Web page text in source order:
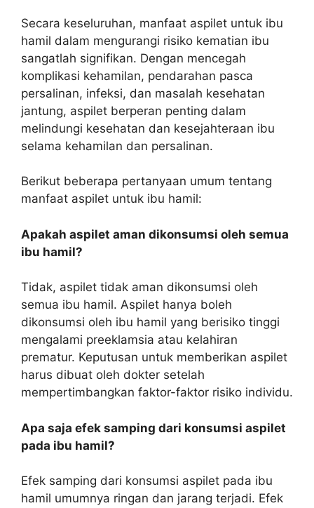
Secara keseluruhan, manfaat aspilet untuk ibu
hamil dalam mengurangi risiko kematian ibu
sangatlah signifikan. Dengan mencegah
komplikasi kehamilan, pendarahan pasca
persalinan, infeksi, dan masalah kesehatan
jantung, aspilet berperan penting dalam
melindungi kesehatan dan kesejahteraan ibu
selama kehamilan dan persalinan.
Berikut beberapa pertanyaan umum tentang
manfaat aspilet untuk ibu hamil:
Apakah aspilet aman dikonsumsi oleh semua
ibu hamil?
Tidak, aspilet tidak aman dikonsumsi oleh
semua ibu hamil. Aspilet hanya boleh
dikonsumsi oleh ibu hamil yang berisiko tinggi
mengalami preeklamsia atau kelahiran
prematur. Keputusan untuk memberikan aspilet
harus dibuat oleh dokter setelah
mempertimbangkan faktor-faktor risiko individu.
Apa saja efek samping dari konsumsi aspilet
pada ibu hamil?
Efek samping dari konsumsi aspilet pada ibu
hamil umumnya ringan dan jarang terjadi. Efek